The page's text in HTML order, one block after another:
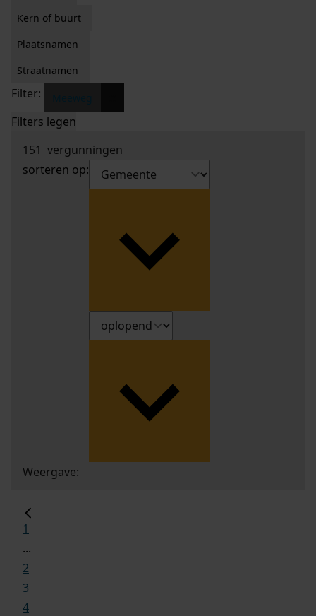
Kern of buurt
Plaatsnamen
Straatnamen
Filter:
Filters legen
151 vergunningen
sorteren op:
Weergave:
1
...
2
3
4